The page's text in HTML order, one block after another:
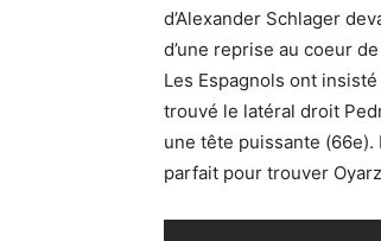
d’Alexander Schlager
d’une reprise au coeur
Les Espagnols ont
trouvé le latéral droit
une tête puissante (66e).
parfait pour trouver